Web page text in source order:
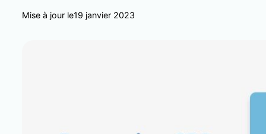
Mise à jour le19 janvier 2023